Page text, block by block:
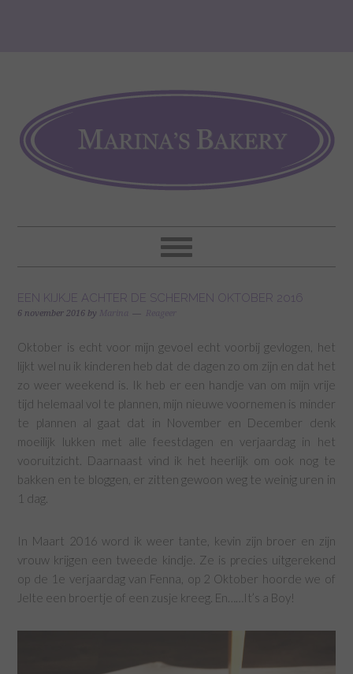
EEN KIJKJE ACHTER DE SCHERMEN OKTOBER 2016
6 november 2016 by Marina Reageer
Oktober is echt voor mijn gevoel echt voorbij gevlogen, het
lijkt wel nu ik kinderen heb dat de dagen zo om zijn en dat het
zo weer weekend is. Ik heb er een handje van om mijn vrije
tijd helemaal vol te plannen, mijn nieuwe voornemen is minder
te plannen al gaat dat in November en December denk
moeilijk lukken met alle feestdagen en verjaardag in het
vooruitzicht. Daarnaast vind ik het heerlijk om ook nog te
bakken en te bloggen, er zitten gewoon weg te weinig uren in
1 dag.
In Maart 2016 word ik weer tante, kevin zijn broer en zijn
vrouw krijgen een tweede kindje. Ze is precies uitgerekend
op de 1e verjaardag van Fenna, op 2 Oktober hoorde we of
Jelte een broertje of een zusje kreeg. En……It’s a Boy!